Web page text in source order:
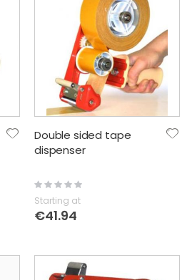
Double sided tape
dispenser
Rating:
Starting at
€41.94